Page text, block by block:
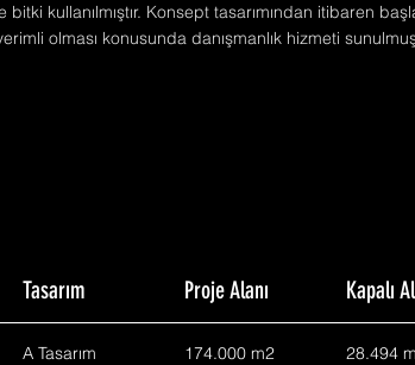
kullanılmıştır. Konsept tasarımından itibaren
olması konusunda danışmanlık hizmeti
Tasarım Proje Alanı Kapalı
A Tasarım 174.000 m2 28.494